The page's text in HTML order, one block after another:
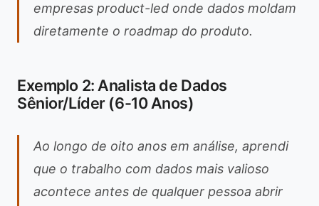
empresas product-led onde dados moldam
diretamente o roadmap do produto.
Exemplo 2: Analista de Dados
Sênior/Líder (6-10 Anos)
Ao longo de oito anos em análise, aprendi
que o trabalho com dados mais valioso
acontece antes de qualquer pessoa abrir